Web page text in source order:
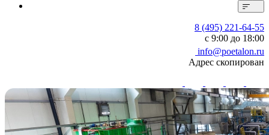
8 (495) 221-64-55
с 9:00 до 18:00
info@poetalon.ru
Адрес скопирован